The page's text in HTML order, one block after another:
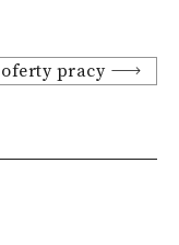
pracy